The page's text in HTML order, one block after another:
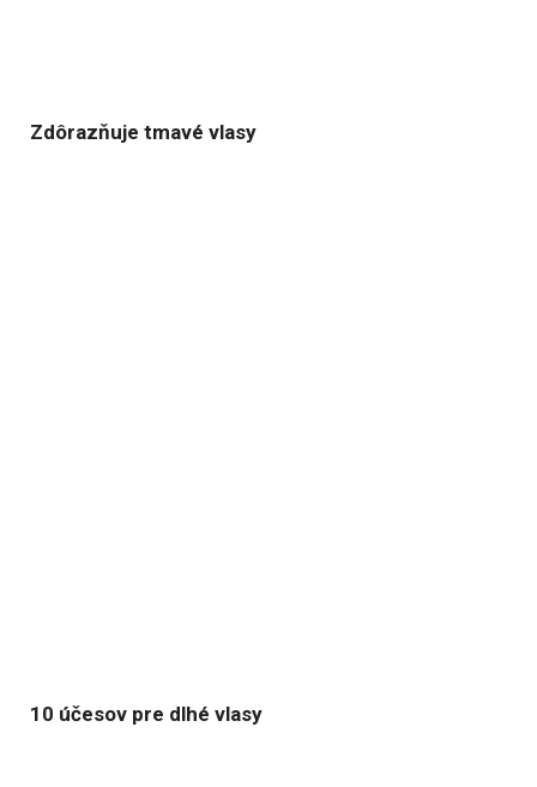
Zdôrazňuje tmavé vlasy
10 účesov pre dlhé vlasy